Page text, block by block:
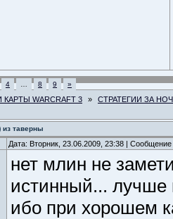
4 8 9 »
WARCRAFT 3 »
СТРАТЕГИИ ЗА
из таверны
Дата: Вторник, 23.06.2009, 23:38 |
нет млин не
истинный... лучше
ибо при хорошем